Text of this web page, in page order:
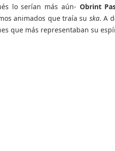
lo serían más aún- Obrint
animados que traía su ska. A
que más representaban su